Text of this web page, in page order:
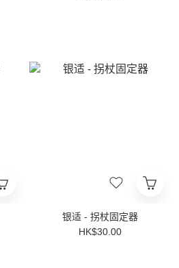
银适 - 拐杖固定器
HK$30.00